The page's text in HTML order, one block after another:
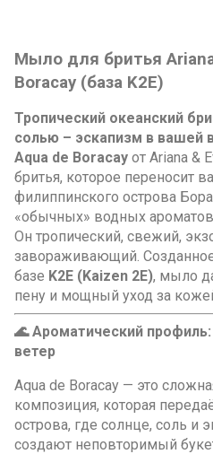
Мыло для бритья
Boracay (база K2E)
Тропический океанский
солью – эскапизм в вашей
Aqua de Boracay от Ariana &
бритья, которое переносит
филиппинского острова
«обычных» водных
Он тропический, свежий,
завораживающий.
базе K2E (Kaizen 2E), мыло
пену и мощный уход за
🌊 Ароматический
ветер
Aqua de Boracay — это
композиция, которая
острова, где солнце, соль и
создают неповторимый